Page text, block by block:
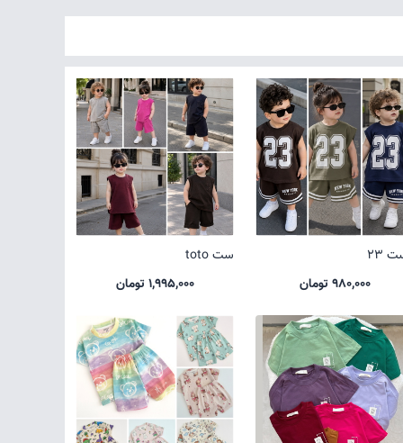
23
980,000 تومان
ست toto
1,995,000 تومان